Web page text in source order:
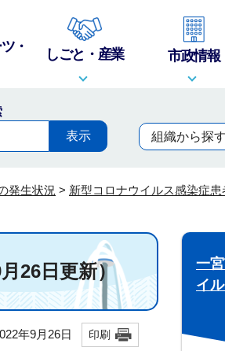
・
しごと・産業 市政情報
組織から探す
発生状況 > 新型コロナウイルス感染症
26日更新）
年9月26日 印刷
一
イ